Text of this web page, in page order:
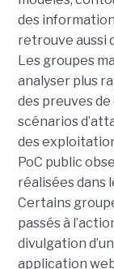
des
retrouve aussi
Les groupes
analyser plus
des preuves
scénarios
des
PoC public
réalisées dans
Certains
passés à
divulgation
application